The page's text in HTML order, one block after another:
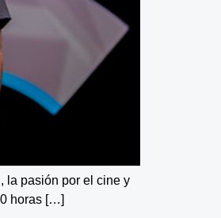
la pasión por el cine y
horas […]